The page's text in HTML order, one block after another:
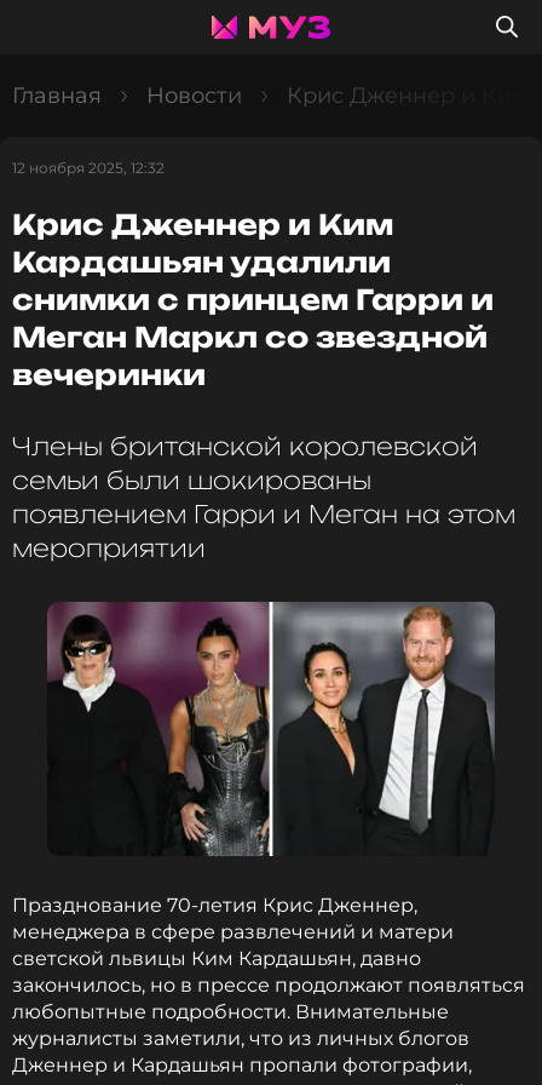
Главная Новости Крис Дженнер и Ким
12 ноября 2025, 12:32
Крис Дженнер и Ким
Кардашьян удалили
снимки с принцем Гарри и
Меган Маркл со звездной
вечеринки
Члены британской королевской
семьи были шокированы
появлением Гарри и Меган на этом
мероприятии
Празднование 70-летия Крис Дженнер,
менеджера в сфере развлечений и матери
светской львицы Ким Кардашьян, давно
закончилось, но в прессе продолжают появляться
любопытные подробности. Внимательные
журналисты заметили, что из личных блогов
Дженнер и Кардашьян пропали фотографии,